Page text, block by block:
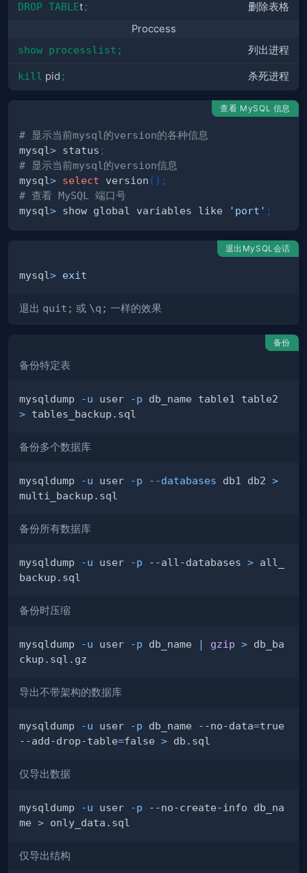
DROP TABLEt;
删除表格
Proccess
show processlist; 列出进程
kill pid ; 杀死进程
查看 MySQL 信息
# 显示当前mysql的version的各种信息
mysql> status ;
# 显示当前mysql的version信息
mysql> select version ( ) ;
# 查看 MySQL 端口号
mysql> show global variables like 'port' ;
退出MySQL会话
mysql> exit
退出 quit; 或 \q; 一样的效果
备份
备份特定表
mysqldump -u user -p
>
备份多个数据库
mysqldump -u user -p --databases db1 db2 >
备份所有数据库
mysqldump -u user -p --all-databases > all_
备份时压缩
mysqldump -u user -p db_name | gzip > db_ba
导出不带架构的数据库
mysqldump -u user -p db_name --no-data=true
--add-drop-table=false >
仅导出数据
mysqldump -u user -p --no-create-info db_na
me >
仅导出结构